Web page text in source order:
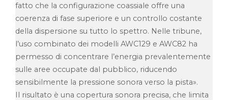
fatto che la configurazione coassiale offre una
coerenza di fase superiore e un controllo costante
della dispersione su tutto lo spettro. Nelle tribune,
l’uso combinato dei modelli AWC129 e AWC82 ha
permesso di concentrare l’energia prevalentemente
sulle aree occupate dal pubblico, riducendo
sensibilmente la pressione sonora verso la pista».
Il risultato è una copertura sonora precisa, che limita